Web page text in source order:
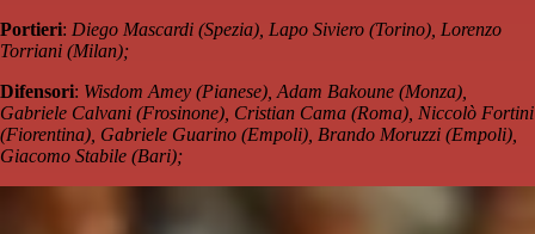
Portieri: Diego Mascardi (Spezia), Lapo Siviero (Torino), Lorenzo
Torriani (Milan);
Difensori: Wisdom Amey (Pianese), Adam Bakoune (Monza),
Gabriele Calvani (Frosinone), Cristian Cama (Roma), Niccolò Fortini
(Fiorentina), Gabriele Guarino (Empoli), Brando Moruzzi (Empoli),
Giacomo Stabile (Bari);